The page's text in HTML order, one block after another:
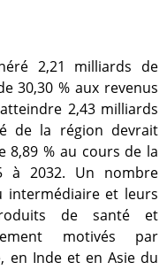
2,21 milliards de
30,30 % aux revenus
2,43 milliards
de la région devrait
% au cours de la
à 2032. Un nombre
intermédiaire et leurs
de santé et
motivés par
en Inde et en Asie du